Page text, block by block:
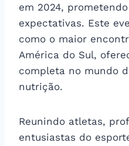
em 2024,
expectativas. Este
como o maior
América do Sul,
completa no mundo
nutrição.
Reunindo atletas,
entusiastas do